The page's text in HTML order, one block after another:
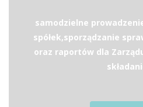
samodzielne
spółek,sporządzanie
oraz raportów dla